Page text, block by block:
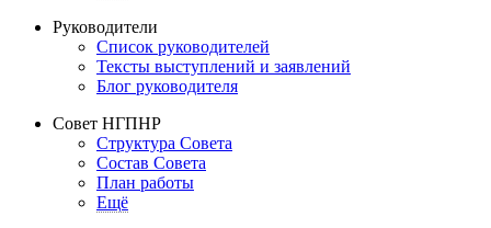
Руководители
Список руководителей
Тексты выступлений и заявлений
Блог руководителя
Совет НГПНР
Структура Совета
Состав Совета
План работы
Ещё